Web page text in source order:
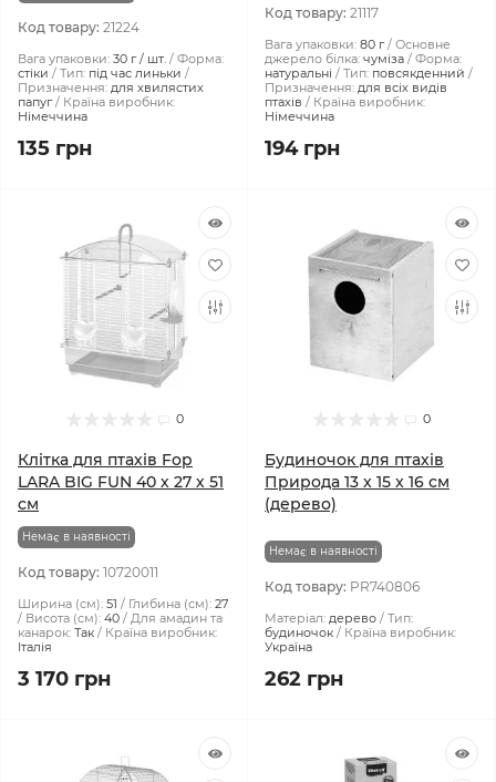
Код товару: 21224
Вага упаковки: 30 г / шт.
Форма:
стіки
Тип: під час линьки
Призначення: для хвилястих
папуг
Країна виробник:
Німеччина
135 грн
Код товару: 21117
Вага упаковки: 80 г
Основне
джерело білка: чуміза
Форма:
натуральні
Тип: повсякденний
Призначення: для всіх видів
птахів
Країна виробник:
Німеччина
194 грн
0
Клітка для птахів Fop
LARA BIG FUN 40 х 27 х 51
см
Немає в наявності
Код товару: 10720011
Ширина (см): 51 Глибина (см): 27
Висота (см): 40
Для амадин та
канарок: Так
Країна виробник:
Італія
3 170 грн
0
Будиночок для птахів
Природа 13 x 15 x 16 см
(дерево)
Немає в наявності
Код товару: PR740806
Матеріал: дерево
Тип:
будиночок
Країна виробник:
Україна
262 грн